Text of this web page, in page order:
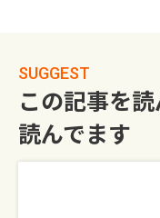
SUGGEST
この記事を
読んでます